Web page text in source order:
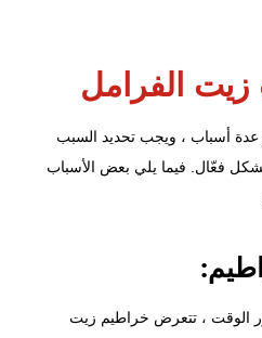
الفرامل
أسباب ، ويجب تحديد السبب
فعّال. فيما يلي بعض الأسباب
الوقت ، تتعرض خراطيم زيت